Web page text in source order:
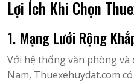
Lợi Ích Khi Chọn
1. Mạng Lưới Rộng
Với hệ thống văn phòng và
Nam, Thuexehuydat.com